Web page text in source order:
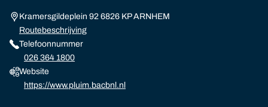
Kramersgildeplein 92 6826 KP ARNHEM
Routebeschrijving
Telefoonnummer
026 364 1800
Website
https://www.pluim.bacbnl.nl